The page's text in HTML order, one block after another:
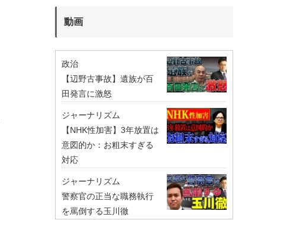
動画
政治
【辺野古事故】遺族が百
田発言に激怒
ジャーナリズム
【NHK性加害】3年放置は
意図的か：お粗末すぎる
対応
ジャーナリズム
警察官の正当な職務執行
を罵倒する玉川徹